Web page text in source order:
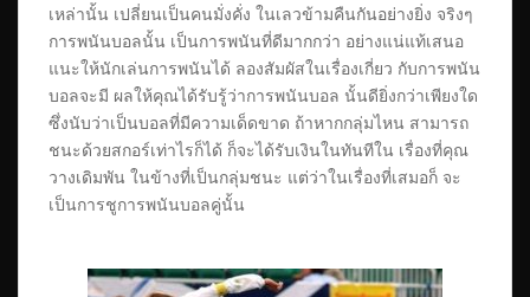
เหล่านั้น เปลี่ยนเป็นคนมั่งคั่ง ในเลวข้ามคืนกันอย่างยิ่ง จริงๆ
การพนันบอลนั้น เป็นการพนันที่ดีมากกว่า อย่างแน่แท้เสนอ
แนะให้นักเล่นการพนันได้ ลองสัมผัสในเรื่องเกี่ยว กับการพนัน
บอลจะมี ผลให้คุณได้รับรู้ว่าการพนันบอล นั้นดียิ่งกว่าเพียงใด
ซึ่งนับว่าเป็นบอลที่มีความเด็ดขาด ถ้าหากกลุ่มไหน สามารถ
ชนะด้วยสกอร์เท่าไรก็ได้ ก็จะได้รับเงินในทันทีใน เรื่องที่คุณ
วางเดิมพัน ในข้างที่เป็นกลุ่มชนะ แต่ว่าในเรื่องที่เสมอก็ จะ
เป็นการชูการพนันบอลคู่นั้น